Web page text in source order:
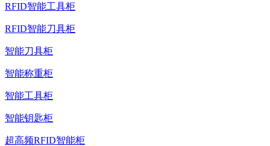
RFID智能工具柜
RFID智能刀具柜
智能刀具柜
智能称重柜
智能工具柜
智能钥匙柜
超高频RFID智能柜